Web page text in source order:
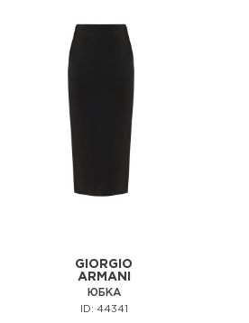
GIORGIO
ARMANI
ЮБКА
ID: 44341